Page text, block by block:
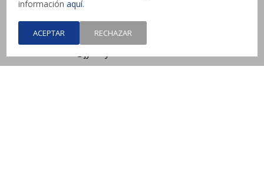
informaciónaquí.
ACEPTAR RECHAZAR
Canelones